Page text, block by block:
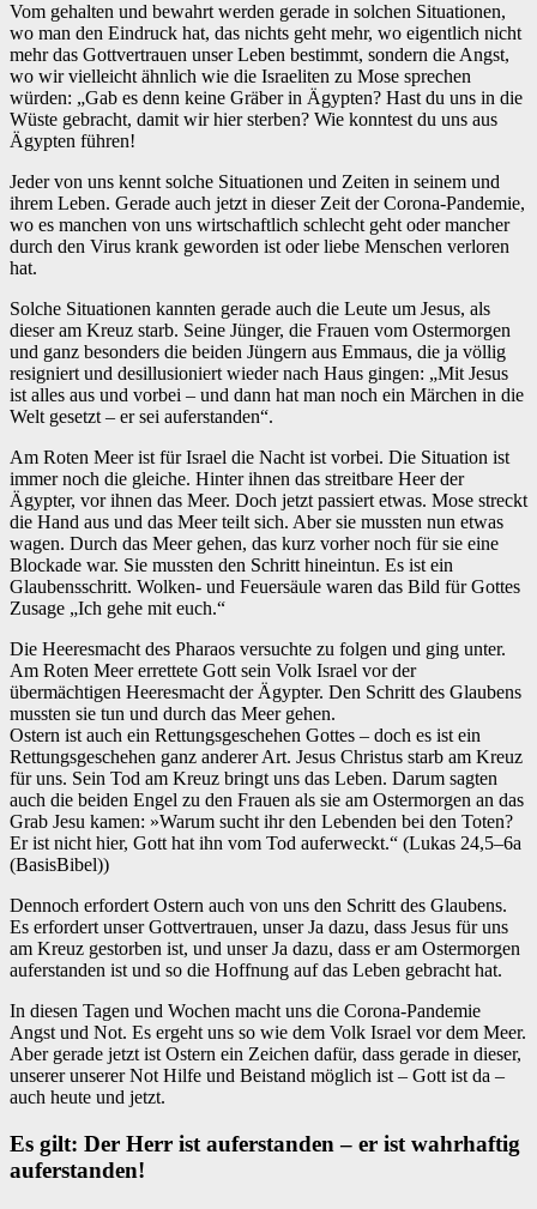
Vom gehalten und bewahrt werden gerade in solchen Situationen,
wo man den Eindruck hat, das nichts geht mehr, wo eigentlich nicht
mehr das Gottvertrauen unser Leben bestimmt, sondern die Angst,
wo wir vielleicht ähnlich wie die Israeliten zu Mose sprechen
würden: „Gab es denn keine Gräber in Ägypten? Hast du uns in die
Wüste gebracht, damit wir hier sterben? Wie konntest du uns aus
Ägypten führen!
Jeder von uns kennt solche Situationen und Zeiten in seinem und
ihrem Leben. Gerade auch jetzt in dieser Zeit der Corona-Pandemie,
wo es manchen von uns wirtschaftlich schlecht geht oder mancher
durch den Virus krank geworden ist oder liebe Menschen verloren
hat.
Solche Situationen kannten gerade auch die Leute um Jesus, als
dieser am Kreuz starb. Seine Jünger, die Frauen vom Ostermorgen
und ganz besonders die beiden Jüngern aus Emmaus, die ja völlig
resigniert und desillusioniert wieder nach Haus gingen: „Mit Jesus
ist alles aus und vorbei – und dann hat man noch ein Märchen in die
Welt gesetzt – er sei auferstanden“.
Am Roten Meer ist für Israel die Nacht ist vorbei. Die Situation ist
immer noch die gleiche. Hinter ihnen das streitbare Heer der
Ägypter, vor ihnen das Meer. Doch jetzt passiert etwas. Mose streckt
die Hand aus und das Meer teilt sich. Aber sie mussten nun etwas
wagen. Durch das Meer gehen, das kurz vorher noch für sie eine
Blockade war. Sie mussten den Schritt hineintun. Es ist ein
Glaubensschritt. Wolken- und Feuersäule waren das Bild für Gottes
Zusage „Ich gehe mit euch.“
Die Heeresmacht des Pharaos versuchte zu folgen und ging unter.
Am Roten Meer errettete Gott sein Volk Israel vor der
übermächtigen Heeresmacht der Ägypter. Den Schritt des Glaubens
mussten sie tun und durch das Meer gehen.
Ostern ist auch ein Rettungsgeschehen Gottes – doch es ist ein
Rettungsgeschehen ganz anderer Art. Jesus Christus starb am Kreuz
für uns. Sein Tod am Kreuz bringt uns das Leben. Darum sagten
auch die beiden Engel zu den Frauen als sie am Ostermorgen an das
Grab Jesu kamen: »Warum sucht ihr den Lebenden bei den Toten?
Er ist nicht hier, Gott hat ihn vom Tod auferweckt.“ (Lukas 24,5–6a
(BasisBibel))
Dennoch erfordert Ostern auch von uns den Schritt des Glaubens.
Es erfordert unser Gottvertrauen, unser Ja dazu, dass Jesus für uns
am Kreuz gestorben ist, und unser Ja dazu, dass er am Ostermorgen
auferstanden ist und so die Hoffnung auf das Leben gebracht hat.
In diesen Tagen und Wochen macht uns die Corona-Pandemie
Angst und Not. Es ergeht uns so wie dem Volk Israel vor dem Meer.
Aber gerade jetzt ist Ostern ein Zeichen dafür, dass gerade in dieser,
unserer unserer Not Hilfe und Beistand möglich ist – Gott ist da –
auch heute und jetzt.
Es gilt: Der Herr ist auferstanden – er ist wahrhaftig
auferstanden!